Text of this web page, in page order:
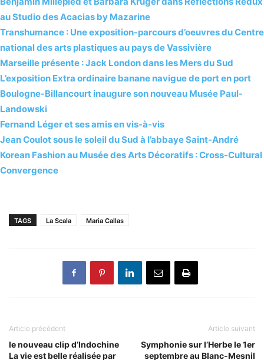
au Studio des Acacias by Mazarine
Transhumance : Une exposition-parcours d’oeuvres du Centre
national des arts plastiques au pays de Vassivière
Marseille présente : Jack London dans les Mers du Sud
L’exposition Extra ordinaire banane navigue de port en port
Boulogne-Billancourt inaugure son nouveau Musée Paul-
Landowski
Fernand Léger et ses amis en vis-à-vis
Jean Coulot sous le soleil du Sud à l’abbaye Saint-André
Korean Fashion au Musée des Arts Décoratifs : Cross-Cultural
Convergence
TAGS La Scala Maria Callas
Article précédent
le nouveau clip d’Indochine
La vie est belle réalisée par
Article suivant
Symphonie sur l’Herbe le 1er
septembre au Blanc-Mesnil